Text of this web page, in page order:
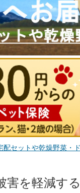
配セットや乾燥野菜・
害を軽減す